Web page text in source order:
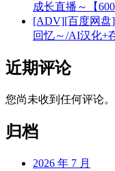
成长直播～【
[ADV][百度网盘
回忆～/AI汉化+
近期评论
您尚未收到任何评论。
归档
2026 年 7 月